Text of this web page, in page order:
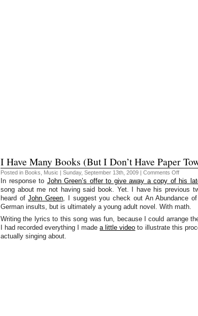
I Have Many Books (But I Don’t Have Paper
Posted in Books Music | Sunday, September 13th, 2009 | Comments Offon
I
Have
Many
Books
(But
I
Have
Paper
Towns
In response to John Green’s offer to give away a copy of his
song about me not having said book. Yet. I have his previous
heard ofJohn Green, I suggest you check out An Abundance
German insults, but is ultimately a young adult novel. With math.
Writing the lyrics to this song was fun, because I could arrange
I had recorded everything I madea little video to illustrate this
actually singing about.